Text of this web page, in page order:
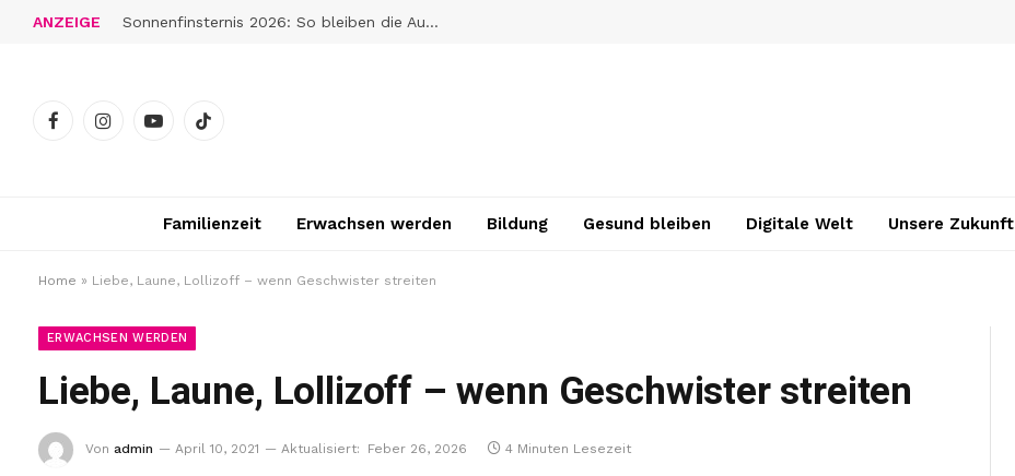
ANZEIGE Sonnenfinsternis 2026: So bleiben die Augen gut geschützt
FacebookInstagramYouTubeTikTok
Familienzeit Erwachsen werden Bildung Gesund bleiben Digitale Welt Unsere Zukunft
Home » Liebe, Laune, Lollizoff – wenn Geschwister streiten
ERWACHSEN WERDEN
Liebe, Laune, Lollizoff – wenn Geschwister streiten
Von admin April 10, 2021 Aktualisiert: Feber 26, 2026 4 Minuten Lesezeit